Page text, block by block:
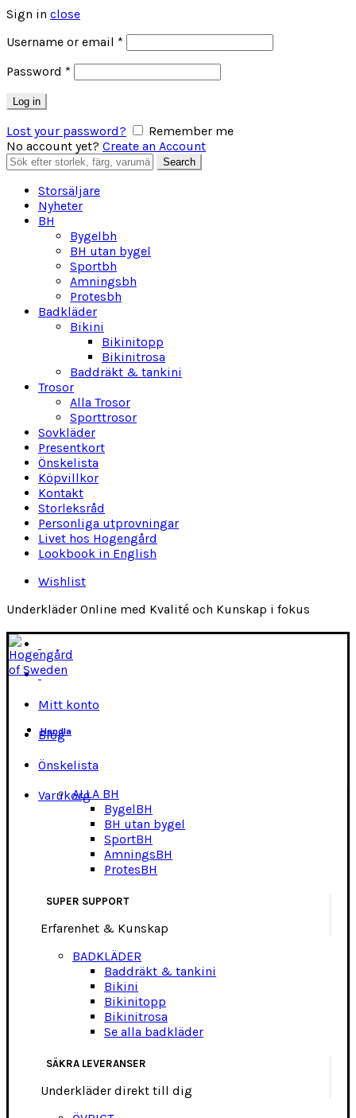
Sign in close
Username or email *
Password *
Log in
Lost your password?
Remember me
No account yet? Create an Account
Search
for:
Search
Storsäljare
Nyheter
BH
Bygelbh
BH utan bygel
Sportbh
Amningsbh
Protesbh
Badkläder
Bikini
Bikinitopp
Bikinitrosa
Baddräkt & tankini
Trosor
Alla Trosor
Sporttrosor
Sovkläder
Presentkort
Önskelista
Köpvillkor
Kontakt
Storleksråd
Personliga utprovningar
Livet hos Hogengård
Lookbook in English
Wishlist
Underkläder Online med Kvalité och Kunskap i fokus
Mitt konto
Blog
Önskelista
Varukorg
Handla
ALLA BH
BygelBH
BH utan bygel
SportBH
AmningsBH
ProtesBH
SUPER SUPPORT
Erfarenhet & Kunskap
BADKLÄDER
Baddräkt & tankini
Bikini
Bikinitopp
Bikinitrosa
Se alla badkläder
SÄKRA LEVERANSER
Underkläder direkt till dig